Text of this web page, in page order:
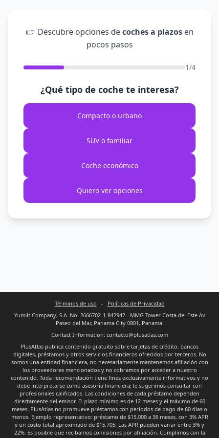
👉 Descubre opciones decoches a plazosen
pocos pasos
1/4
¿Qué tipo de coche te interesa?
Compacto o urbano
SUV o familiar
Coche económico
Quiero ver opciones
Términos de uso - Políticas de Privacidad
Yumilt Company, S.A. No. 2666702-1-842942 - MMG Tower Costa del Este Av
Paseo del Mar, Panama City 0801, Panama.
Contact Information: contacto@plusatlas.com
PlusAtlas publica contenido gratuito sobre tarjetas de crédito, bancos
digitales, préstamos y otros servicios financieros ofrecidos por terceros. No
somos una entidad financiera, no necesariamente mantenemos afiliación con
los proveedores mencionados y no cobramos por acceder a nuestro
contenido. Toda recomendación tiene fines exclusivamente informativos y no
debe interpretarse como asesoría financiera; le sugerimos consultar con
profesionales calificados. Las condiciones de cada préstamo dependen
directamente del emisor. El plazo mínimo es de 12 meses y el máximo de 60
meses. PlusAtlas no promueve préstamos con períodos de pago de 60 días o
menos. Ejemplo representativo: préstamo de $15,000 a 36 meses, con 3% APR
y un costo total aproximado de $15,705. Las APR pueden variar entre 3% y
22%. Es posible que recibamos comisiones por afiliación. Cumplimos con la